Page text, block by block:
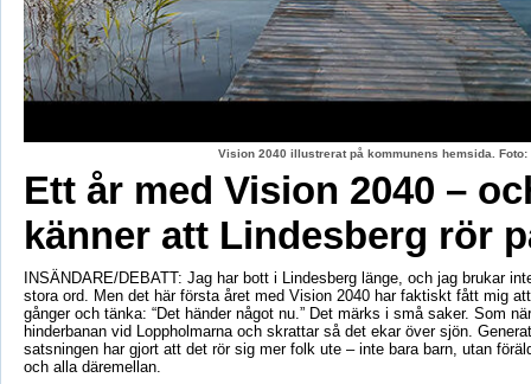
Vision 2040 illustrerat på kommunens hemsida.
Ett år med Vision 2040 –
känner att Lindesberg rör
INSÄNDARE/DEBATT: Jag har bott i Lindesberg länge, och jag brukar
stora ord. Men det här första året med Vision 2040 har faktiskt fått mig
gånger och tänka: “Det händer något nu.” Det märks i små saker. Som
hinderbanan vid Loppholmarna och skrattar så det ekar över sjön.
satsningen har gjort att det rör sig mer folk ute – inte bara barn, utan
och alla däremellan.